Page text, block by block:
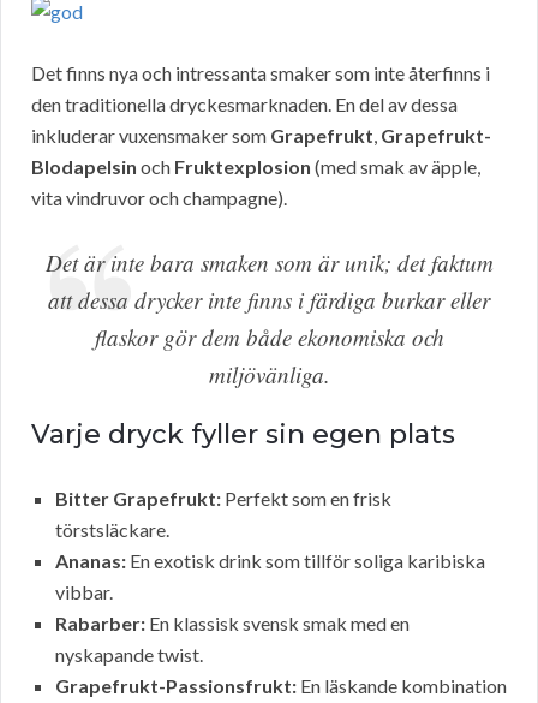
Det finns nya och intressanta smaker som inte återfinns i
den traditionella dryckesmarknaden. En del av dessa
inkluderar vuxensmaker som Grapefrukt, Grapefrukt-
Blodapelsin och Fruktexplosion (med smak av äpple,
vita vindruvor och champagne).
Det är inte bara smaken som är unik; det faktum
att dessa drycker inte finns i färdiga burkar eller
flaskor gör dem både ekonomiska och
miljövänliga.
Varje dryck fyller sin egen plats
Bitter Grapefrukt: Perfekt som en frisk
törstsläckare.
Ananas: En exotisk drink som tillför soliga karibiska
vibbar.
Rabarber: En klassisk svensk smak med en
nyskapande twist.
Grapefrukt-Passionsfrukt: En läskande kombination